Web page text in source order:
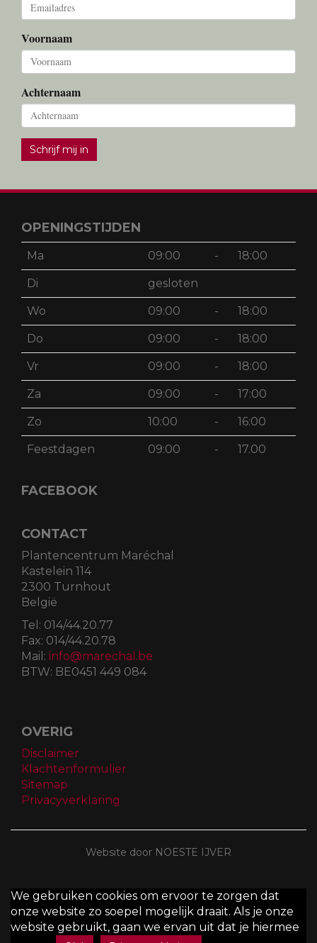
Voornaam
Achternaam
Schrijf mij in
OPENINGSTIJDEN
Ma 09:00 - 18:00
Di gesloten
Wo 09:00 - 18:00
Do 09:00 - 18:00
Vr 09:00 - 18:00
Za 09:00 - 17:00
Zo 10:00 - 16:00
Feestdagen 09:00 - 17.00
FACEBOOK
CONTACT
Plantencentrum Maréchal
Kastelein 114
2300 Turnhout
België
Tel: 014/44.20.77
Fax: 014/44.20.78
Mail: info@marechal.be
BTW: BE0451 449 084
OVERIG
Disclaimer
Klachtenformulier
Sitemap
Privacyverklaring
Website door NOESTE IJVER
We gebruiken cookies om ervoor te zorgen dat
onze website zo soepel mogelijk draait. Als je onze
website gebruikt, gaan we ervan uit dat je hiermee